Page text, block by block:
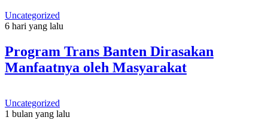
Uncategorized
6 hari yang lalu
Program Trans Banten Dirasakan
Manfaatnya oleh Masyarakat
Uncategorized
1 bulan yang lalu